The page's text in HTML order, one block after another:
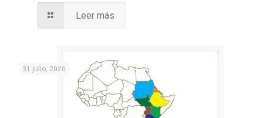
Leer más
31 julio, 2026